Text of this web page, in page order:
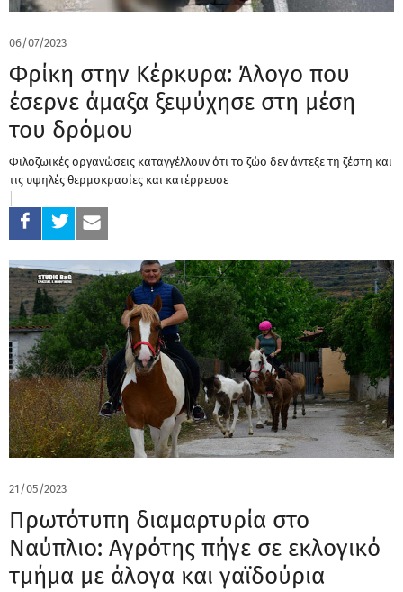
06/07/2023
Φρίκη στην Κέρκυρα: Άλογο που
έσερνε άμαξα ξεψύχησε στη μέση
του δρόμου
Φιλοζωικές οργανώσεις καταγγέλλουν ότι το ζώο δεν άντεξε τη ζέστη και
τις υψηλές θερμοκρασίες και κατέρρευσε
21/05/2023
Πρωτότυπη διαμαρτυρία στο
Ναύπλιο: Αγρότης πήγε σε εκλογικό
τμήμα με άλογα και γαϊδούρια